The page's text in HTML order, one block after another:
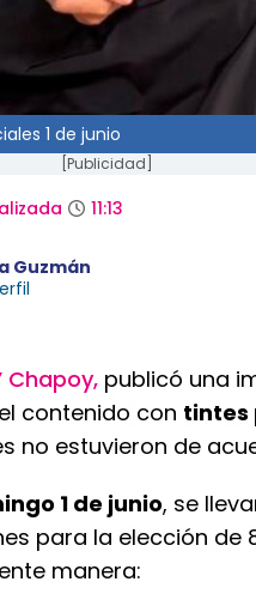
1 de junio
[Publicidad]
11:13
Guzmán
Chapoy, publicó una
contenido con tintes
no estuvieron de
1 de junio, se
para la elección de
manera: